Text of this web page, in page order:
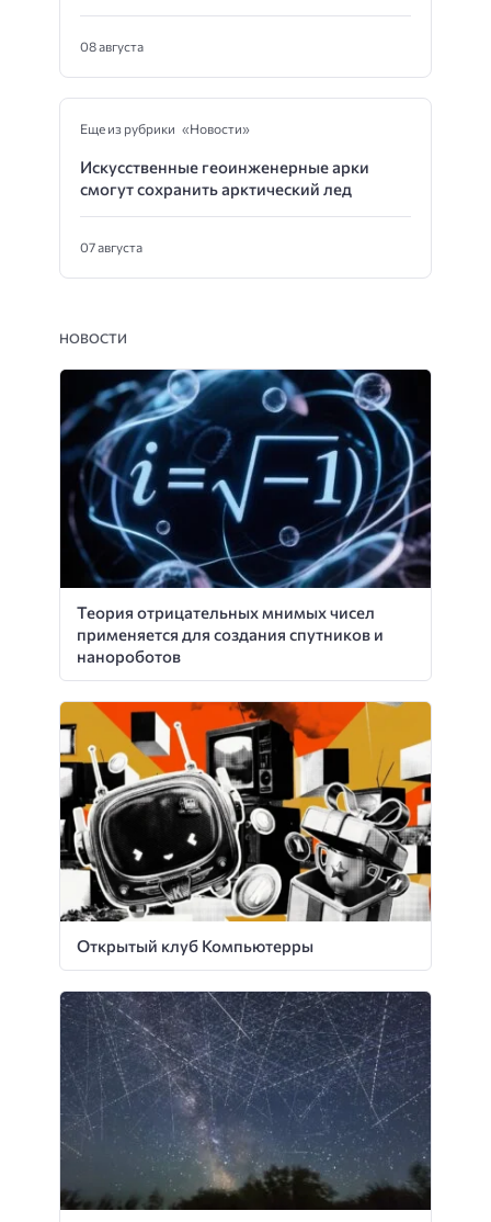
08 августа
Еще из рубрики «Новости»
Искусственные геоинженерные арки
смогут сохранить арктический лед
07 августа
НОВОСТИ
Теория отрицательных мнимых чисел
применяется для создания спутников и
нанороботов
Открытый клуб Компьютерры